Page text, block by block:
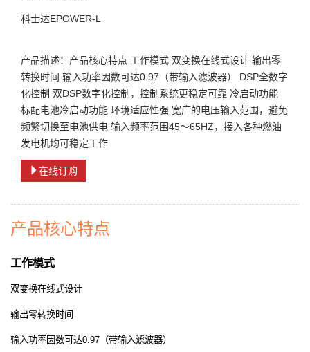
科士达EPOWER-L
产品描述：产品核心特点 工作模式 双变换在线式设计 输出零
转换时间 输入功率因数可达0.97（带输入滤波器） DSP全数字
化控制 双DSP数字化控制，控制系统更稳定可靠 冷启动功能
标配电池冷启动功能 环境适应性强 宽广的电压输入范围，避免
频繁切换至电池供电 输入频率范围45～65HZ，接入各种燃油
发电机均可稳定工作
在线订购
产品核心特点
工作模式
双变换在线式设计
输出零转换时间
输入功率因数可达0.97 （带输入滤波器）